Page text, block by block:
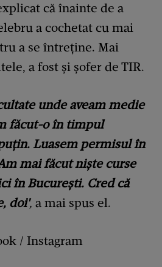
că înainte de a
a cochetat cu mai
a se întreține. Mai
a fost și șofer de TIR.
unde aveam medie
făcut-o în timpul
Luasem permisul în
mai făcut niște curse
în București. Cred că
doi', a mai spus el.
/ Instagram